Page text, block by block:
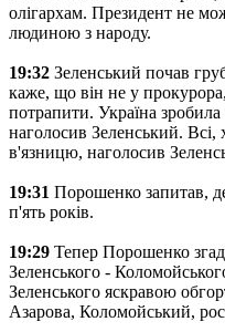
олігархам. Президент не
людиною з народу.
19:32 Зеленський почав
каже, що він не у
потрапити. Україна
наголосив Зеленський. Всі,
в'язницю, наголосив
19:31 Порошенко запитав,
п'ять років.
19:29 Тепер Порошенко
Зеленського -
Зеленського яскравою
Азарова, Коломойський,